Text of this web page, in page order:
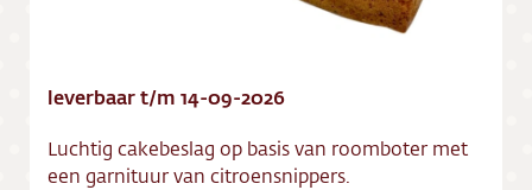
leverbaar t/m 14-09-2026
Luchtig cakebeslag op basis van roomboter met
een garnituur van citroensnippers.